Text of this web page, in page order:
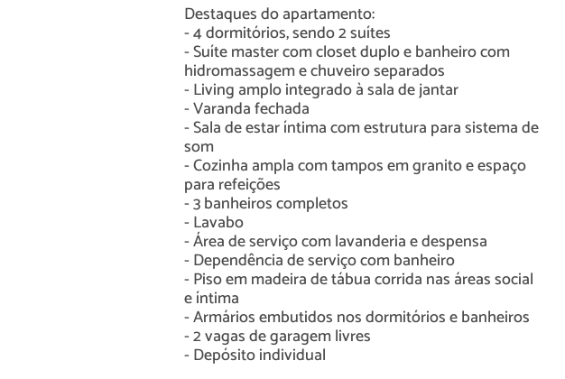
Destaques do apartamento:
- 4 dormitórios, sendo 2 suítes
- Suíte master com closet duplo e banheiro com
hidromassagem e chuveiro separados
- Living amplo integrado à sala de jantar
- Varanda fechada
- Sala de estar íntima com estrutura para sistema de
som
- Cozinha ampla com tampos em granito e espaço
para refeições
- 3 banheiros completos
- Lavabo
- Área de serviço com lavanderia e despensa
- Dependência de serviço com banheiro
- Piso em madeira de tábua corrida nas áreas social
e íntima
- Armários embutidos nos dormitórios e banheiros
- 2 vagas de garagem livres
- Depósito individual